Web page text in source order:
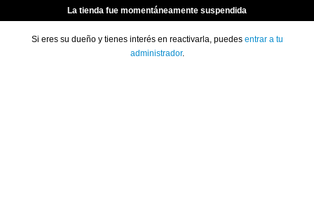
La tienda fue momentáneamente suspendida
Si eres su dueño y tienes interés en reactivarla, puedes entrar a tu
administrador.